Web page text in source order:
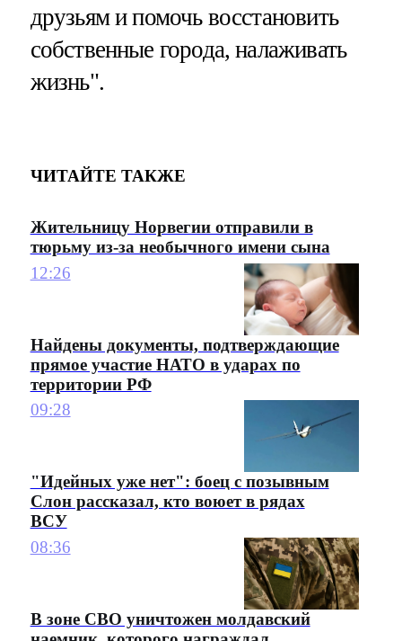
друзьям и помочь восстановить
собственные города, налаживать
жизнь".
ЧИТАЙТЕ ТАКЖЕ
Жительницу Норвегии отправили в
тюрьму из-за необычного имени сына
12:26
Найдены документы, подтверждающие
прямое участие НАТО в ударах по
территории РФ
09:28
"Идейных уже нет": боец с позывным
Слон рассказал, кто воюет в рядах
ВСУ
08:36
В зоне СВО уничтожен молдавский